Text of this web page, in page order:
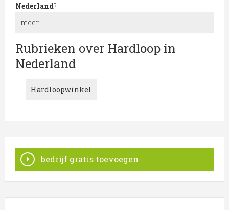
Nederland?
meer
Meer over Hardloop in Nederland
De bedrijven in onderstaande lijst bevinden zich in of
categorie Hardloop.
wordt weergegeven wanneer u op een item klikt. Het
Rubrieken over Hardloop in
Nederland
Hardloopwinkel
bedrijf gratis toevoegen